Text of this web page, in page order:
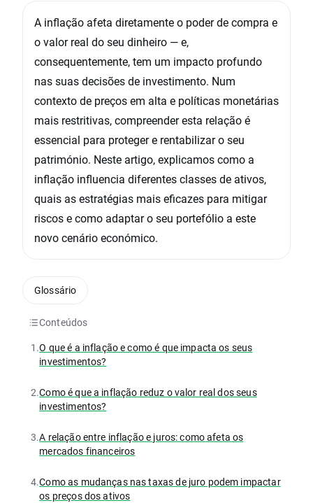
A inflação afeta diretamente o poder de compra e
o valor real do seu dinheiro — e,
consequentemente, tem um impacto profundo
nas suas decisões de investimento. Num
contexto de preços em alta e políticas monetárias
mais restritivas, compreender esta relação é
essencial para proteger e rentabilizar o seu
património. Neste artigo, explicamos como a
inflação influencia diferentes classes de ativos,
quais as estratégias mais eficazes para mitigar
riscos e como adaptar o seu portefólio a este
novo cenário económico.
Conteúdos
1.O que é a inflação e como é que impacta os seus
investimentos?
2.Como é que a inflação reduz o valor real dos seus
investimentos?
3.A relação entre inflação e juros: como afeta os
mercados financeiros
4.Como as mudanças nas taxas de juro podem impactar
os preços dos ativos
Glossário